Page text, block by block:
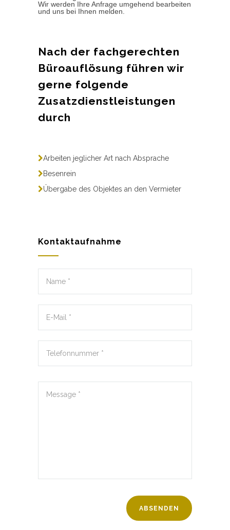
Wir werden Ihre Anfrage umgehend bearbeiten
und uns bei Ihnen melden.
Nach der fachgerechten
Büroauflösung führen wir
gerne folgende
Zusatzdienstleistungen
durch
Arbeiten jeglicher Art nach Absprache
Besenrein
Übergabe des Objektes an den Vermieter
Kontaktaufnahme